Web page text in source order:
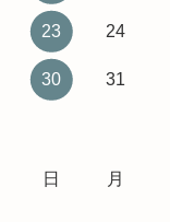
23 24
30 31
日 月